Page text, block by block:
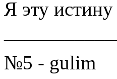
Я эту
№5 - gulim